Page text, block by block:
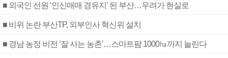
■ 외국인 선원 ‘인신매매 경유지’ 된 부산…우려가 현실로
■ 비위 논란 부산TP, 외부인사 혁신위 설치
■ 경남 농정 비전 ‘잘 사는 농촌’…스마트팜 1000㏊까지 늘린다